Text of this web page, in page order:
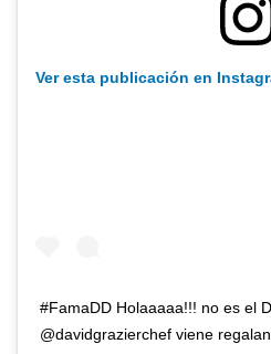
Ver esta publicación en
#FamaDD Holaaaaa!!! no es el
@davidgrazierchef viene